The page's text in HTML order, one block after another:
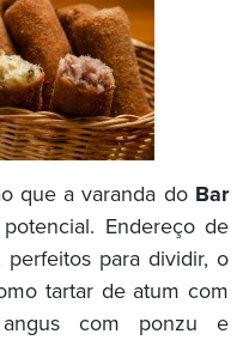
que a varanda do Bar
Endereço de
perfeitos para dividir, o
tartar de atum com
com ponzu e